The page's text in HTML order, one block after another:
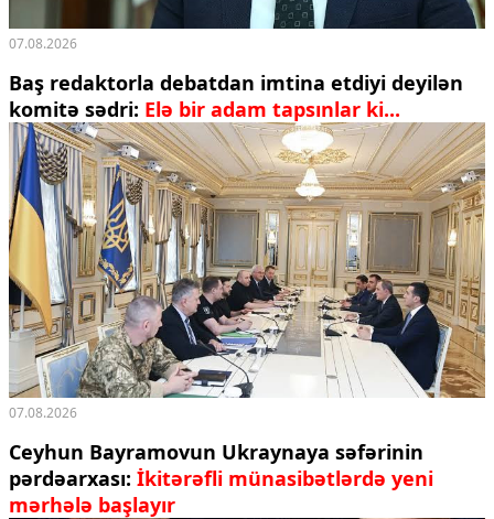
07.08.2026
Baş redaktorla debatdan imtina etdiyi deyilən
komitə sədri:
Elə bir adam tapsınlar ki...
07.08.2026
Ceyhun Bayramovun Ukraynaya səfərinin
pərdəarxası: İkitərəfli münasibətlərdə yeni
mərhələ başlayır